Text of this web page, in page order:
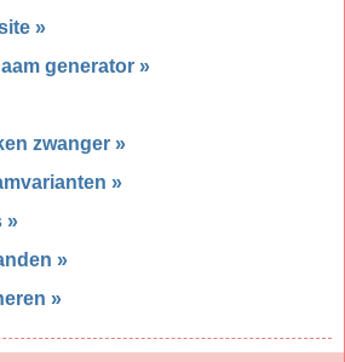
»
generator »
zwanger »
»
»
»
»